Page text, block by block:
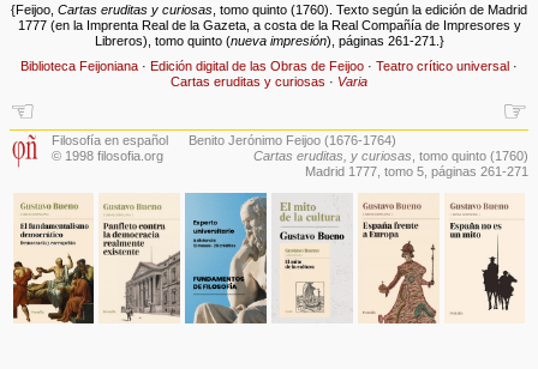
{Feijoo, Cartas eruditas y curiosas , tomo quinto (1760). Texto según la edición de Madrid
1777 (en la Imprenta Real de la Gazeta, a costa de la Real Compañía de Impresores y
Libreros), tomo quinto (nueva impresión), páginas 261-271.}
Biblioteca Feijoniana · Edición digital de las Obras de Feijoo · Teatro crítico universal ·
Cartas eruditas y curiosas · Varia
☜ ☞
Filosofía en español
© 1998 filosofia.org
Benito Jerónimo Feijoo (1676-1764)
Cartas eruditas, y curiosas, tomo quinto (1760)
Madrid 1777, tomo 5, páginas 261-271